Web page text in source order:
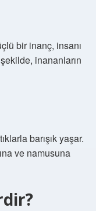
bir inanç, insanı
inananların
barışık yaşar.
ve namusuna